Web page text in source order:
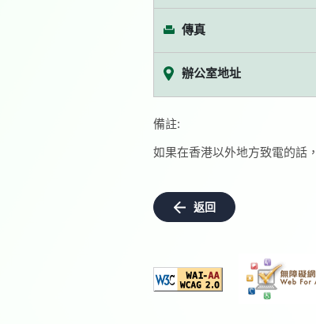
傳真
辦公室地址
備註:
如果在香港以外地方致電的話
返回